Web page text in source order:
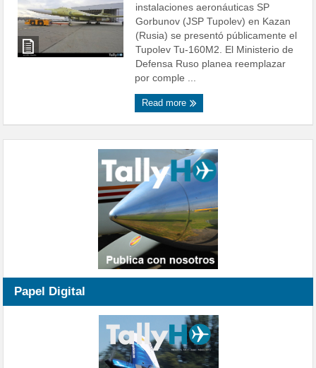
instalaciones aeronáuticas SP
Gorbunov (JSP Tupolev) en Kazan
(Rusia) se presentó públicamente el
Tupolev Tu-160M2. El Ministerio de
Defensa Ruso planea reemplazar
por comple ...
Read more
Papel Digital